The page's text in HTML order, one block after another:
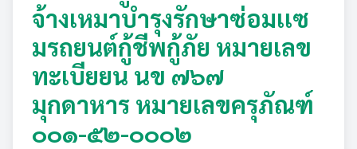
จ้างเหมาบำรุงรักษาซ่อมเเซ
มรถยนต์กู้ชีพกู้ภัย หมายเลข
ทะเบียยน นข ๗๖๗
มุกดาหาร หมายเลขครุภัณฑ์
๐๐๑-๕๒-๐๐๐๒